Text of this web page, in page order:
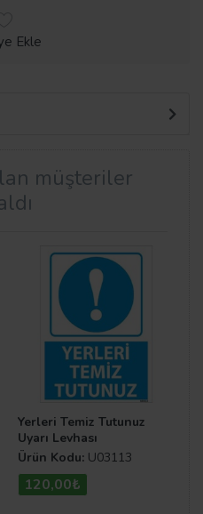
Ekle
müşteriler
Yerleri Temiz Tutunuz
Uyarı Levhası
Ürün Kodu: U03113
120,00₺